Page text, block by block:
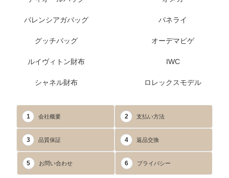
バレンシアガバッグ
グッチバッグ
ルイヴィトン財布
シャネル財布
パネライ
オーデマピゲ
IWC
ロレックスモデル
1 会社概要 2 支払い方法
3 品質保証 4 返品交換
5 お問い合わせ 6 プライバシー